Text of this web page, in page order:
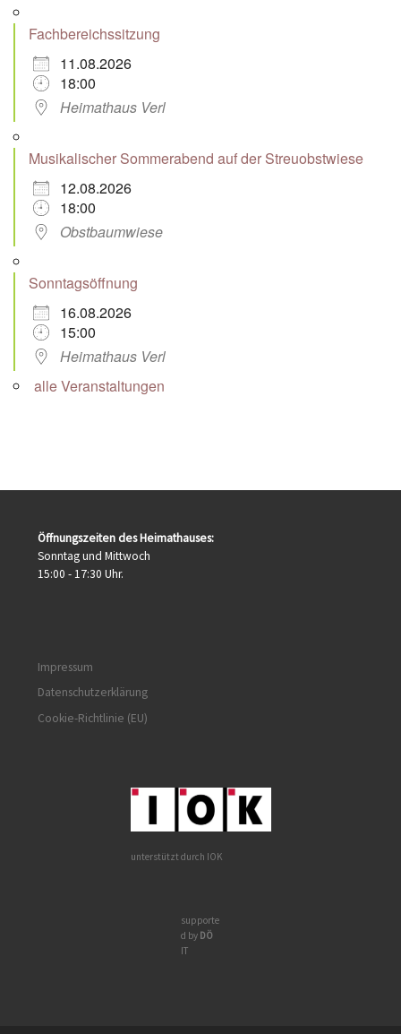
Fachbereichssitzung
11.08.2026
18:00
Heimathaus Verl
Musikalischer Sommerabend auf der Streuobstwiese
12.08.2026
18:00
Obstbaumwiese
Sonntagsöffnung
16.08.2026
15:00
Heimathaus Verl
alle Veranstaltungen
Öffnungszeiten des Heimathauses:
Sonntag und Mittwoch
15:00 - 17:30 Uhr.
Impressum
Datenschutzerklärung
Cookie-Richtlinie (EU)
unterstützt durch IOK
supporte
d by DÖ
IT